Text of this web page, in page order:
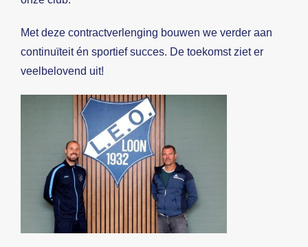
Met deze contractverlenging bouwen we verder aan
continuïteit én sportief succes. De toekomst ziet er
veelbelovend uit!